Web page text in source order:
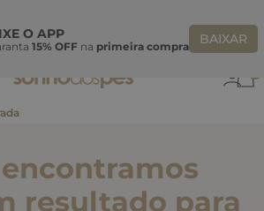
O APP
15% OFF na primeira compra BAIXAR
resultado para